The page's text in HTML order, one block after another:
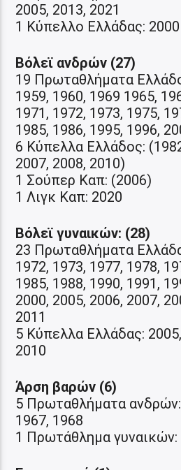
2005, 2013, 2021
1 Κύπελλο Ελλάδας: 2000
Βόλεϊ ανδρών (27)
19 Πρωταθλήματα
1959, 1960, 1969 1965,
1971, 1972, 1973, 1975,
1985, 1986, 1995, 1996,
6 Κύπελλα Ελλάδος:
2007, 2008, 2010)
1 Σούπερ Καπ: (2006)
1 Λιγκ Καπ: 2020
Βόλεϊ γυναικών: (28)
23 Πρωταθλήματα
1972, 1973, 1977, 1978,
1985, 1988, 1990, 1991,
2000, 2005, 2006, 2007,
2011
5 Κύπελλα Ελλάδας:
2010
Άρση βαρών (6)
5 Πρωταθλήματα ανδρών:
1967, 1968
1 Πρωτάθλημα γυναικών: